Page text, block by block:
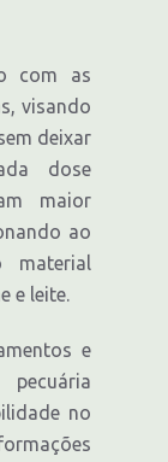
com as
visando
deixar
dose
maior
ao
material
e leite.
e
no